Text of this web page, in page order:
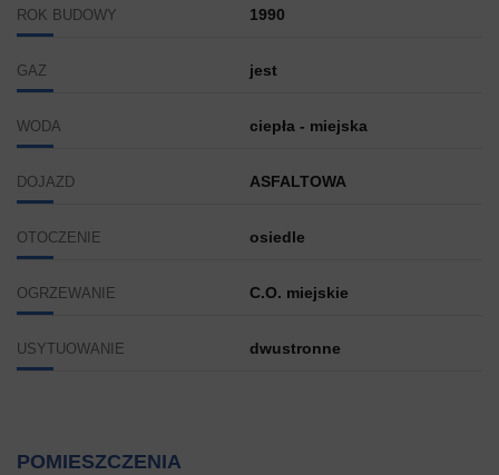
ROK BUDOWY 1990
GAZ jest
WODA ciepła - miejska
DOJAZD ASFALTOWA
OTOCZENIE osiedle
OGRZEWANIE C.O. miejskie
USYTUOWANIE dwustronne
POMIESZCZENIA